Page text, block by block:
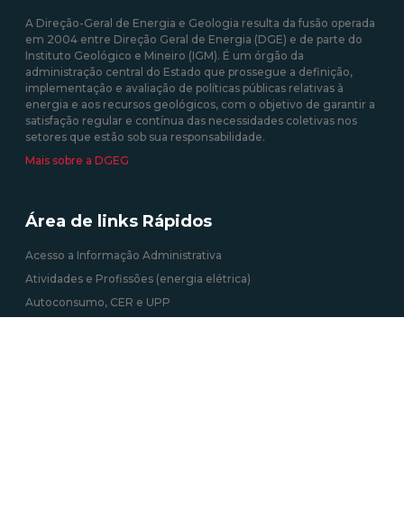
A Direção-Geral de Energia e Geologia resulta da fusão operada
em 2004 entre Direção Geral de Energia (DGE) e de parte do
Instituto Geológico e Mineiro (IGM). É um órgão da
administração central do Estado que prossegue a definição,
implementação e avaliação de políticas públicas relativas à
energia e aos recursos geológicos, com o objetivo de garantir a
satisfação regular e contínua das necessidades coletivas nos
setores que estão sob sua responsabilidade.
Mais sobre a DGEG
Área de links Rápidos
Acesso a Informação Administrativa
Atividades e Profissões (energia elétrica)
Autoconsumo, CER e UPP